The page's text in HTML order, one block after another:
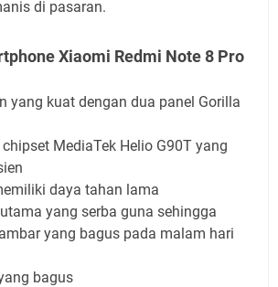
di pasaran.
Xiaomi Redmi Note 8 Pro
yang kuat dengan dua panel Gorilla
MediaTek Helio G90T yang
daya tahan lama
yang serba guna sehingga
yang bagus pada malam hari
bagus